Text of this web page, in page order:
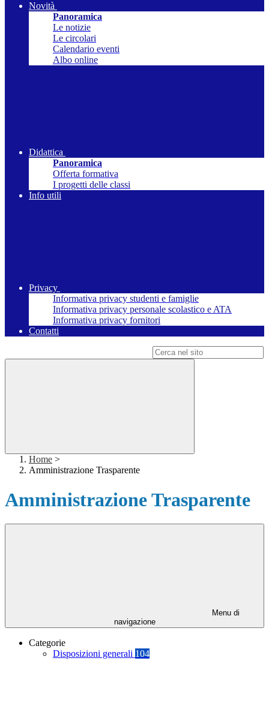
Novità
Panoramica
Le notizie
Le circolari
Calendario eventi
Albo online
Didattica
Panoramica
Offerta formativa
I progetti delle classi
Info utili
Privacy
Informativa privacy studenti e famiglie
Informativa privacy personale scolastico e ATA
Informativa privacy fornitori
Contatti
Home >
Amministrazione Trasparente
Amministrazione Trasparente
Menu di
navigazione
Categorie
Disposizioni generali 104